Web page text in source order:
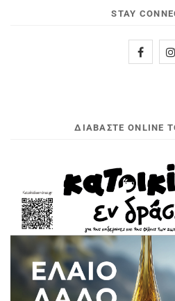
STAY
ΔΙΑΒΆΣΤΕ ONLINE